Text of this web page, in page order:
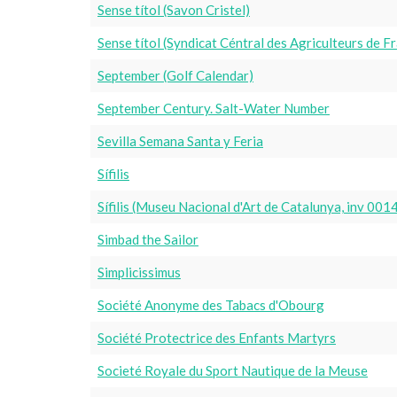
Sense títol (Savon Cristel)
Sense títol (Syndicat Céntral des Agriculteurs de
September (Golf Calendar)
September Century. Salt-Water Number
Sevilla Semana Santa y Feria
Sífilis
Sífilis (Museu Nacional d'Art de Catalunya, inv
Simbad the Sailor
Simplicissimus
Société Anonyme des Tabacs d'Obourg
Société Protectrice des Enfants Martyrs
Societé Royale du Sport Nautique de la Meuse